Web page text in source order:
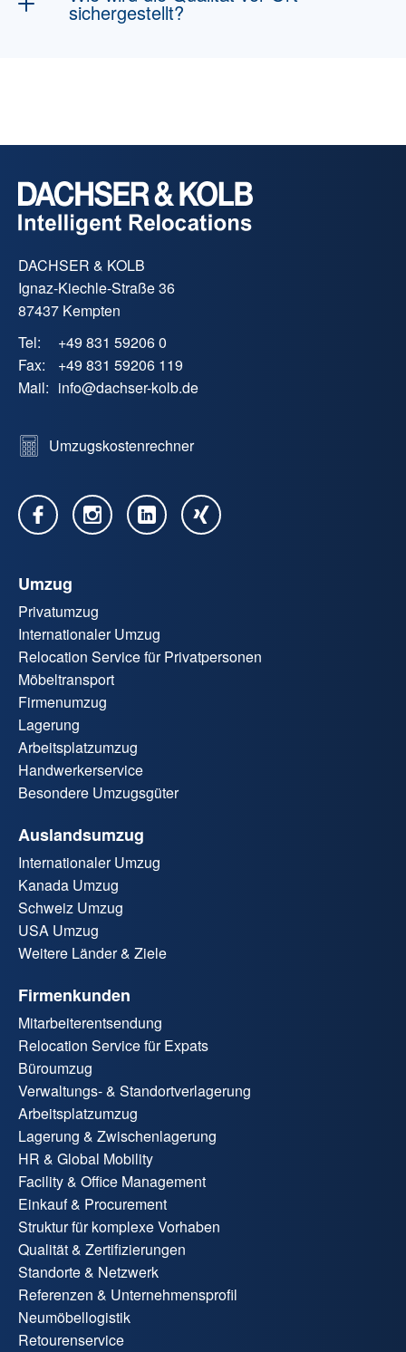
Rücktransport des Hausrats.
sichergestellt?
weltweit gleichbleibenden Service.
DACHSER & KOLB
Ignaz-Kiechle-Straße 36
87437 Kempten
Tel:
+49 831 59206 0
Fax:
+49 831 59206 119
Mail: info@dachser-kolb.de
Umzugskostenrechner
Umzug
Privatumzug
Internationaler Umzug
Relocation Service für Privatpersonen
Möbeltransport
Firmenumzug
Lagerung
Arbeitsplatzumzug
Handwerkerservice
Besondere Umzugsgüter
Auslandsumzug
Internationaler Umzug
Kanada Umzug
Schweiz Umzug
USA Umzug
Weitere Länder & Ziele
Firmenkunden
Mitarbeiterentsendung
Relocation Service für Expats
Büroumzug
Verwaltungs- & Standortverlagerung
Arbeitsplatzumzug
Lagerung & Zwischenlagerung
HR & Global Mobility
Facility & Office Management
Einkauf & Procurement
Struktur für komplexe Vorhaben
Qualität & Zertifizierungen
Standorte & Netzwerk
Referenzen & Unternehmensprofil
Neumöbellogistik
Retourenservice